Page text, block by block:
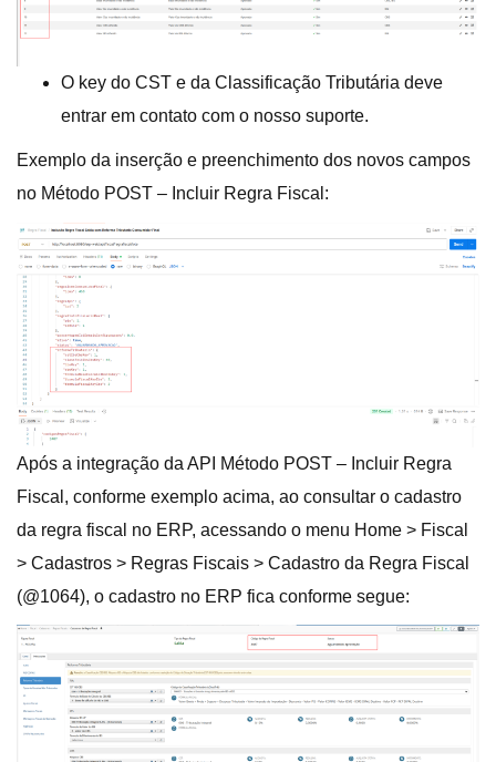
O key do CST e da Classificação Tributária deve
entrar em contato com o nosso suporte.
Exemplo da inserção e preenchimento dos novos campos
no Método POST – Incluir Regra Fiscal:
Após a integração da API Método POST – Incluir Regra
Fiscal, conforme exemplo acima, ao consultar o cadastro
da regra fiscal no ERP, acessando o menu Home > Fiscal
> Cadastros > Regras Fiscais > Cadastro da Regra Fiscal
(@1064), o cadastro no ERP fica conforme segue: